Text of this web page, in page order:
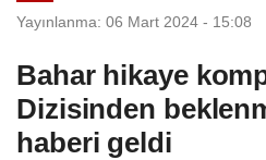
Yayınlanma: 06 Mart 2024 - 15:08
Bahar hikaye
Dizisinden
haberi geldi